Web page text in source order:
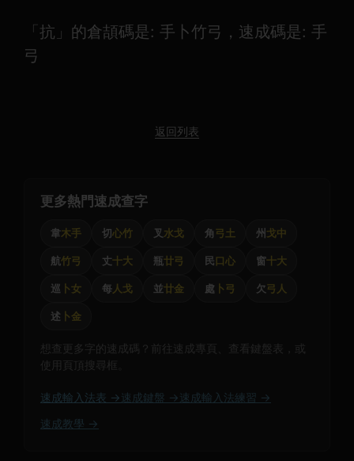
「抗」的倉頡碼是: 手卜竹弓，速成碼是: 手
弓
返回列表
更多熱門速成查字
韋木手 切心竹 叉 水戈 角弓土 州 戈中
航竹弓 丈十大 瓶廿弓 民口心 窗十大
巡 卜女 每人戈 並廿金 處 卜弓 欠弓人
述 卜金
想查更多字的速成碼？前往速成專頁、查看鍵盤表，或
使用頁頂搜尋框。
速成輸入法表 → 速成鍵盤 → 速成輸入法練習 →
速成教學 →